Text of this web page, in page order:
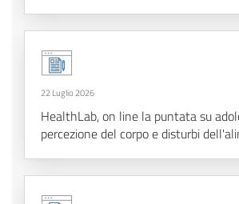
22 Luglio 2026
HealthLab, on line la puntata su
percezione del corpo e disturbi